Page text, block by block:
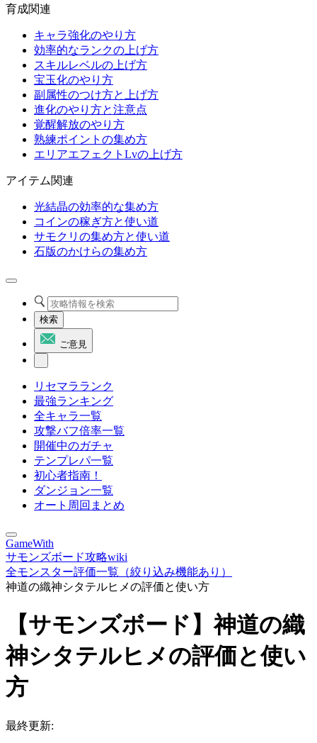
育成関連
キャラ強化のやり方
効率的なランクの上げ方
スキルレベルの上げ方
宝玉化のやり方
副属性のつけ方と上げ方
進化のやり方と注意点
覚醒解放のやり方
熟練ポイントの集め方
エリアエフェクトLvの上げ方
アイテム関連
光結晶の効率的な集め方
コインの稼ぎ方と使い道
サモクリの集め方と使い道
石版のかけらの集め方
検索
ご意見
リセマラランク
最強ランキング
全キャラ一覧
攻撃バフ倍率一覧
開催中のガチャ
テンプレパ一覧
初心者指南！
ダンジョン一覧
オート周回まとめ
GameWith
サモンズボード攻略wiki
全モンスター評価一覧（絞り込み機能あり）
神道の織神シタテルヒメの評価と使い方
【サモンズボード】神道の織
神シタテルヒメの評価と使い
方
最終更新: